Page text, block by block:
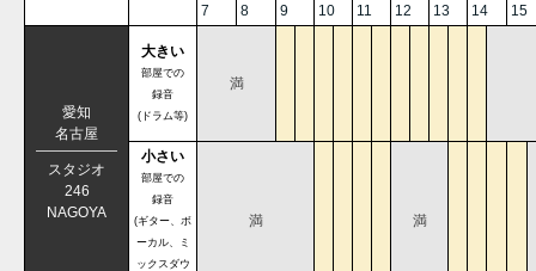
7 8 9 10 11 12 13 14 15
愛知
名古屋
スタジオ
246
NAGOYA
大きい
部屋での
録音
(ドラム等)
満
小さい
部屋での
録音
(ギター、ボ
ーカル、ミ
ックスダウ
満 満